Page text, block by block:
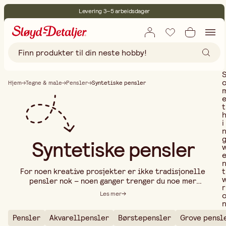
Levering 3–5 arbeidsdager
Fri frakt ved kjøp over 499:-
Hjem Tegne & male Pensler Syntetiske pensler
Syntetiske pensler
For noen kreative prosjekter er ikke tradisjonelle
pensler nok – noen ganger trenger du noe mer
spesialisert. I vårt sortiment av andre pensler
jobber med fin dekorasjonsmaling, teksturerte
Les mer
Pensler Akvarellpensler Børstepensler Grove
e
t
h
i
n
g
e
n
t
r
n
..